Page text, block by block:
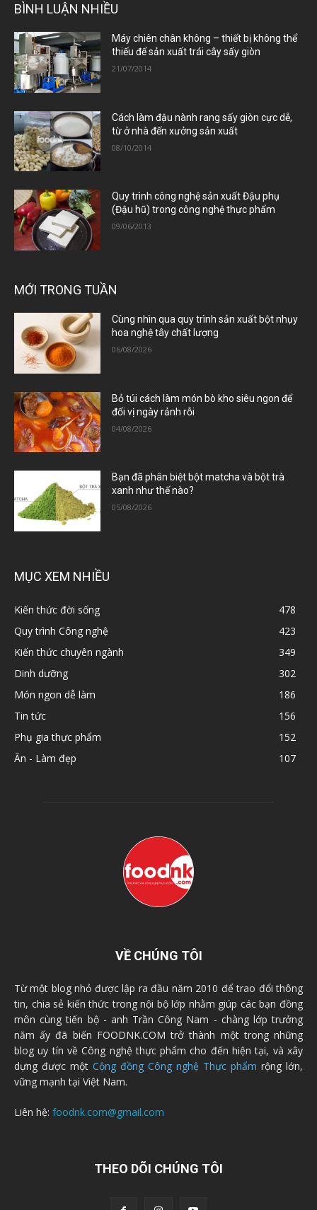
BÌNH LUẬN NHIỀU
Máy chiên chân không – thiết bị không thể
thiếu để sản xuất trái cây sấy giòn
21/07/2014
Cách làm đậu nành rang sấy giòn cực dễ,
từ ở nhà đến xưởng sản xuất
08/10/2014
Quy trình công nghệ sản xuất Đậu phụ
(Đậu hũ) trong công nghệ thực phẩm
09/06/2013
MỚI TRONG TUẦN
Cùng nhìn qua quy trình sản xuất bột nhụy
hoa nghệ tây chất lượng
06/08/2026
Bỏ túi cách làm món bò kho siêu ngon để
đổi vị ngày rảnh rỗi
04/08/2026
Bạn đã phân biệt bột matcha và bột trà
xanh như thế nào?
05/08/2026
MỤC XEM NHIỀU
Kiến thức đời sống
478
Quy trình Công nghệ
423
Kiến thức chuyên ngành
349
Dinh dưỡng
302
Món ngon dễ làm
186
Tin tức
156
Phụ gia thực phẩm
152
Ăn - Làm đẹp
107
VỀ CHÚNG TÔI
Từ một blog nhỏ được lập ra đầu năm 2010 để trao đổi thông
tin, chia sẻ kiến thức trong nội bộ lớp nhằm giúp các bạn đồng
môn cùng tiến bộ - anh Trần Công Nam - chàng lớp trưởng
năm ấy đã biến FOODNK.COM trở thành một trong những
blog uy tín về Công nghệ thực phẩm cho đến hiện tại, và xây
dựng được một Cộng đồng Công nghệ Thực phẩm rộng lớn,
vững mạnh tại Việt Nam.
Liên hệ: foodnk.com@gmail.com
THEO DÕI CHÚNG TÔI